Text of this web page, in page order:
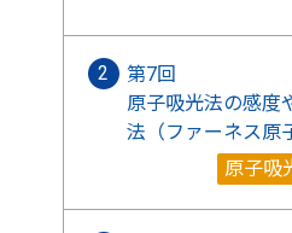
第7回
原子吸光法の感度
法（ファーネス原
原子吸